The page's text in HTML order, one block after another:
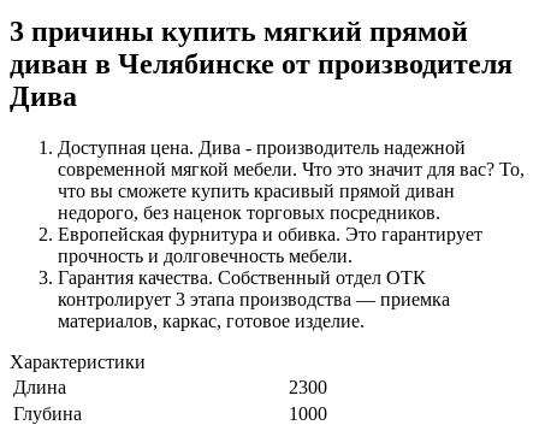
3 причины купить мягкий прямой
диван в Челябинске от производителя
Дива
Доступная цена. Дива - производитель надежной
современной мягкой мебели. Что это значит для вас? То,
что вы сможете купить красивый прямой диван
недорого, без наценок торговых посредников.
Европейская фурнитура и обивка. Это гарантирует
прочность и долговечность мебели.
Гарантия качества. Собственный отдел ОТК
контролирует 3 этапа производства — приемка
материалов, каркас, готовое изделие.
Характеристики
Длина
2300
Глубина
1000